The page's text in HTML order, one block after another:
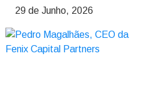
29 de Junho, 2026